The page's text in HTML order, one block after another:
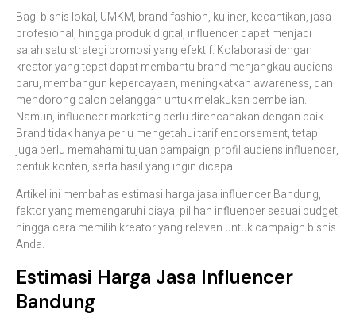
Bagi bisnis lokal, UMKM, brand fashion, kuliner, kecantikan, jasa
profesional, hingga produk digital, influencer dapat menjadi
salah satu strategi promosi yang efektif. Kolaborasi dengan
kreator yang tepat dapat membantu brand menjangkau audiens
baru, membangun kepercayaan, meningkatkan awareness, dan
mendorong calon pelanggan untuk melakukan pembelian.
Namun, influencer marketing perlu direncanakan dengan baik.
Brand tidak hanya perlu mengetahui tarif endorsement, tetapi
juga perlu memahami tujuan campaign, profil audiens influencer,
bentuk konten, serta hasil yang ingin dicapai.
Artikel ini membahas estimasi harga jasa influencer Bandung,
faktor yang memengaruhi biaya, pilihan influencer sesuai budget,
hingga cara memilih kreator yang relevan untuk campaign bisnis
Anda.
Estimasi Harga Jasa Influencer
Bandung